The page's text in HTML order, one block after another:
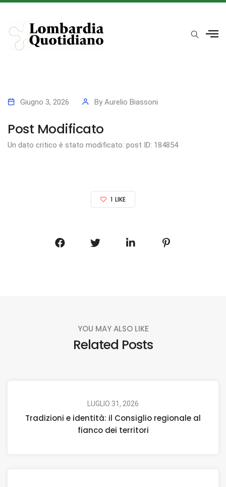
Giugno 3, 2026 By Aurelio Biassoni
Post Modificato
Un dato critico è stato modificato: post ID: 184854
1 LIKE
YOU MAY ALSO LIKE
Related Posts
LUGLIO 31, 2026
Tradizioni e identità: il Consiglio regionale al
fianco dei territori